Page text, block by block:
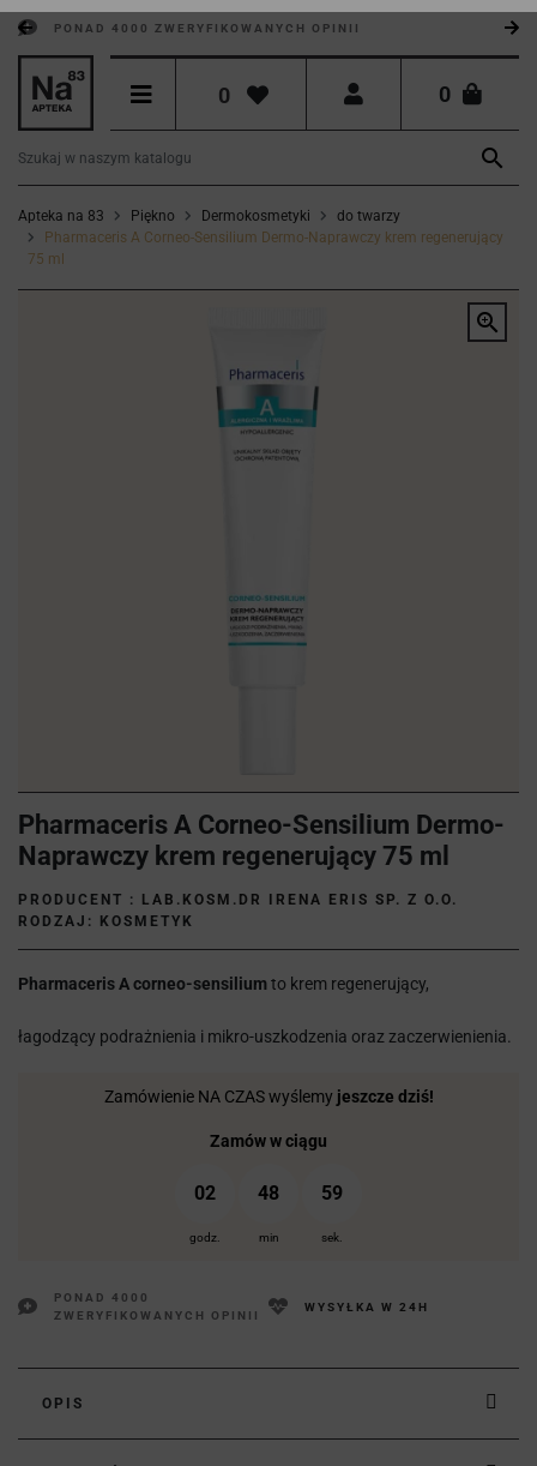
PONAD 4000 ZWERYFIKOWANYCH OPINII
0 0

Apteka na 83 Piękno Dermokosmetyki
do twarzy
Pharmaceris A Corneo-Sensilium Dermo-Naprawczy krem regenerujący
75 ml

Pharmaceris A Corneo-Sensilium Dermo-
Naprawczy krem regenerujący 75 ml
PRODUCENT :
LAB.KOSM.DR IRENA ERIS SP. Z O.O.
RODZAJ: KOSMETYK
Pharmaceris A corneo-sensiliumto krem regenerujący,
łagodzący podrażnienia i mikro-uszkodzenia oraz zaczerwienienia.
Zamówienie NA CZAS wyślemy jeszcze dziś!
Zamów w ciągu
02 48 58
godz. min sek.
PONAD 4000
ZWERYFIKOWANYCH OPINII
WYSYŁKA W 24H
OPIS